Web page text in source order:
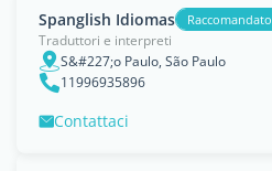
Spanglish Idiomas Raccomandato
Traduttori e interpreti
S&#227;o Paulo, São Paulo
11996935896
Contattaci